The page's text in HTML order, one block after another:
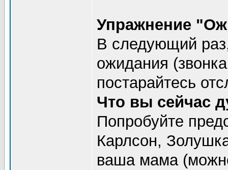
Упражнение
В следующий раз,
ожидания
постарайтесь
Что вы сейчас
Попробуйте
Карлсон,
ваша мама